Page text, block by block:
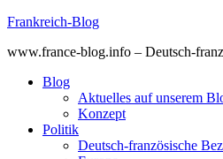
Skip
content
Frankreich-Blog
www.france-blog.info – Deutsch-
Blog
Aktuelles auf unserem
Konzept
Politik
Deutsch-französische